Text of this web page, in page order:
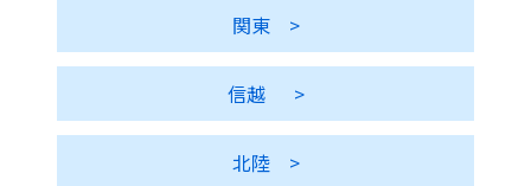
マイページログイン
入院保険金・手術保険金のご請求
保険をご検討中のお客さま
法人のお客さま
【まずはご相談ください】企業経営でお悩みの方はこ
お役立ち情報
関東 >
信越 >
北陸 >